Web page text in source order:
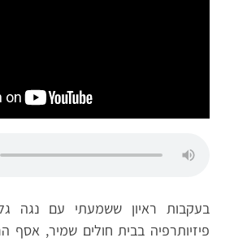
בעקבות ראיון ששמעתי עם נגה
פיזיותרפיה בבית חולים שמיר, אסף